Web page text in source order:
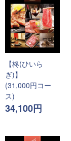
【柊(ひいら
ぎ)】
(31,000円コー
ス)
34,100円